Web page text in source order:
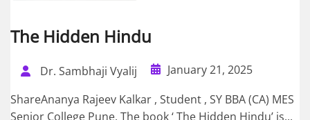
The Hidden Hindu
Dr. Sambhaji Vyalij
January 21, 2025
ShareAnanya Rajeev Kalkar , Student , SY BBA (CA) MES
Senior College Pune. The book ‘ The Hidden Hindu’ is...